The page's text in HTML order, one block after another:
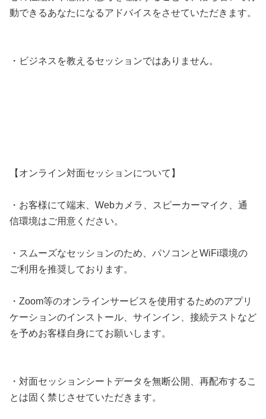
動できるあなたになるアドバイスをさせていただきます。
・ビジネスを教えるセッションではありません。
【オンライン対面セッションについて】
・お客様にて端末、Webカメラ、スピーカーマイク、通
信環境はご用意ください。
・スムーズなセッションのため、パソコンとWiFi環境の
ご利用を推奨しております。
・Zoom等のオンラインサービスを使用するためのアプリ
ケーションのインストール、サインイン、接続テストなど
を予めお客様自身にてお願いします。
・対面セッションシートデータを無断公開、再配布するこ
とは固く禁じさせていただきます。